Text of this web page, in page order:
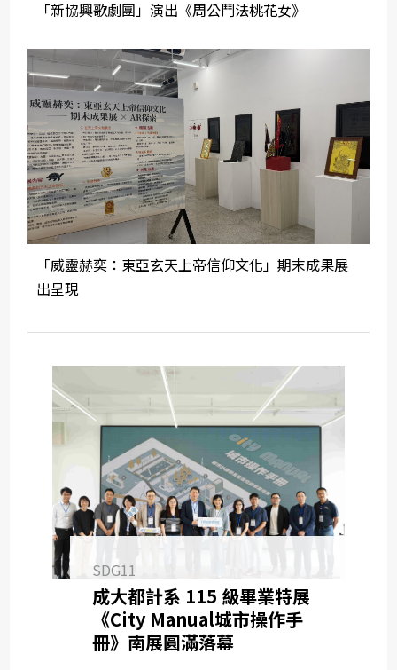
「新協興歌劇團」演出《周公鬥法桃花女》
「威靈赫奕：東亞玄天上帝信仰文化」期末成果展
出呈現
SDG11
成大都計系 115 級畢業特展
《City Manual城市操作手
冊》南展圓滿落幕